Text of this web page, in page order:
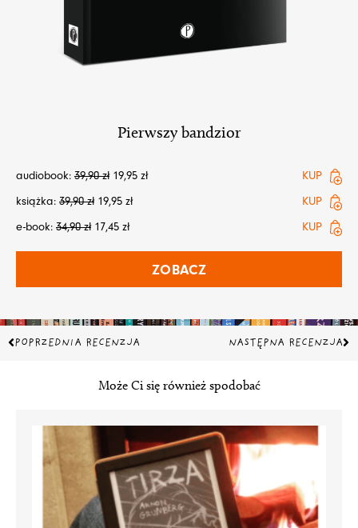
Pierwszy bandzior
audiobook: 39,90zł 19,95 zł
KUP
książka: 39,90zł 19,95 zł
KUP
e-book: 34,90zł 17,45 zł KUP
ZOBACZ
Prev
POPRZEDNIA RECENZJA NASTĘPNA RECENZJA
Może Ci się również spodobać